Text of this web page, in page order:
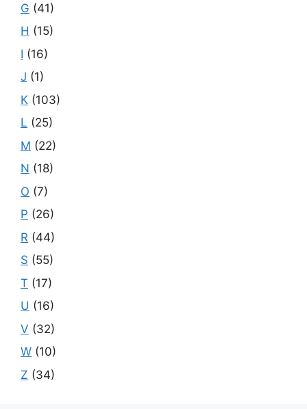
G (41)
H (15)
I (16)
J (1)
K (103)
L (25)
M (22)
N (18)
O (7)
P (26)
R (44)
S (55)
T (17)
U (16)
V (32)
W (10)
Z (34)